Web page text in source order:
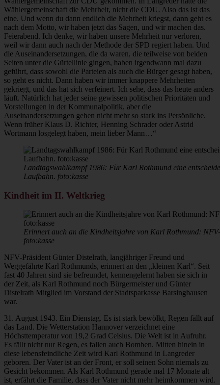
Wählergemeinschaft die Mehrheit, nicht die CDU. Also das ist das
eine. Und wenn du dann endlich die Mehrheit kriegst, dann geht es
nach dem Motto, wir haben jetzt das Sagen, und wir machen das.
Feierabend. Ich denke, wir haben unsere Mehrheit nur verloren,
weil wir dann auch nach der Methode der SPD regiert haben. Und
die Auseinandersetzungen, die da waren, die teilweise von beiden
Seiten unter die Gürtellinie gingen, haben irgendwann mal dazu
geführt, dass sowohl die Parteien als auch die Bürger gesagt haben,
so geht es nicht. Dann haben wir immer knappere Mehrheiten
gekriegt, und das hat sich verfeinert. Ich sehe, dass das heute anders
läuft. Natürlich hat jeder seine gewissen politischen Prioritäten und
Vorstellungen in der Kommunalpolitik, aber die
Auseinandersetzungen gehen nicht mehr so stark ins Persönliche.
Wenn früher Klaus D. Richter, Henning Schrader oder Astrid
Wortmann losgelegt haben, mein lieber Mann…“
Landtagswahlkampf 1986: Für Karl Rothmund eine
Laufbahn. foto:kasse
Kindheit im II. Weltkrieg
Erinnert auch an die Kindheitsjahre von Karl Rothmund:
foto:kasse
NFV-Präsident Günter Distelrath, langjähriger Freund und
Weggefährte Karl Rothmunds, erinnert an den „kleinen Karl“. Seit
fast 40 Jahren sind sie befreundet, kennengelernt haben sie sich in
der Zeit, als Karl Rothmund noch Bürgermeister und Günter
Distelrath Mitglied im Vorstand der Stadtsparkasse Barsinghausen
war.
31. August 1943. Ein Dienstag. Es ist stark bewölkt, Regen fällt auf
das Land. Die Wetterstation Hannover verzeichnet eine
Höchsttemperatur von 19,2 Grad Celsius. Die Welt ist in Aufruhr.
Es fällt nicht nur Regen, es fallen auch Bomben. Mitten hinein in
diese lebensfeindliche Zeit wird Karl Rothmund in Langreder
geboren. Der Vater ist an der Front, er soll seinen Sohn niemals zu
Gesicht bekommen. Als Karl Rothmund gerade mal 17 Monate alt
ist, erfährt die Familie, dass der Vater nicht mehr heimkommen wird.